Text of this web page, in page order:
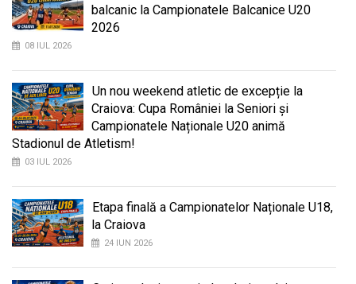
balcanic la Campionatele Balcanice U20
2026
08 IUL 2026
Un nou weekend atletic de excepție la
Craiova: Cupa României la Seniori și
Campionatele Naționale U20 animă
Stadionul de Atletism!
03 IUL 2026
Etapa finală a Campionatelor Naționale U18,
la Craiova
24 IUN 2026